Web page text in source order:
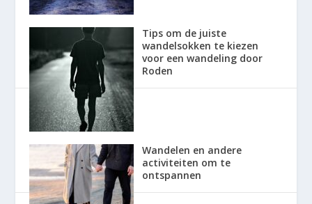
Tips om de juiste
wandelsokken te kiezen
voor een wandeling door
Roden
Wandelen en andere
activiteiten om te
ontspannen